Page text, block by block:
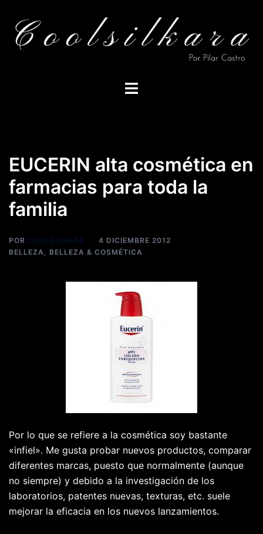
contenido
Alternar
EUCERIN alta cosmética en
farmacias para toda la
familia
POR COOLSILKARA
4 DICIEMBRE 2012
BELLEZA, BELLEZA & COSMÉTICA
Por lo que se refiere a la cosmética soy bastante
«infiel». Me gusta probar nuevos productos, comparar
diferentes marcas, puesto que normalmente (aunque
no siempre) y debido a la investigación de los
laboratorios, patentes nuevas, texturas, etc. suele
mejorar la eficacia en los nuevos lanzamientos.